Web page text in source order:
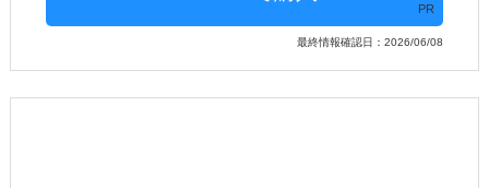
PR
最終情報確認日：2026/06/08